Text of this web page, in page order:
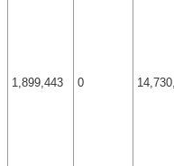
1,899,443 0